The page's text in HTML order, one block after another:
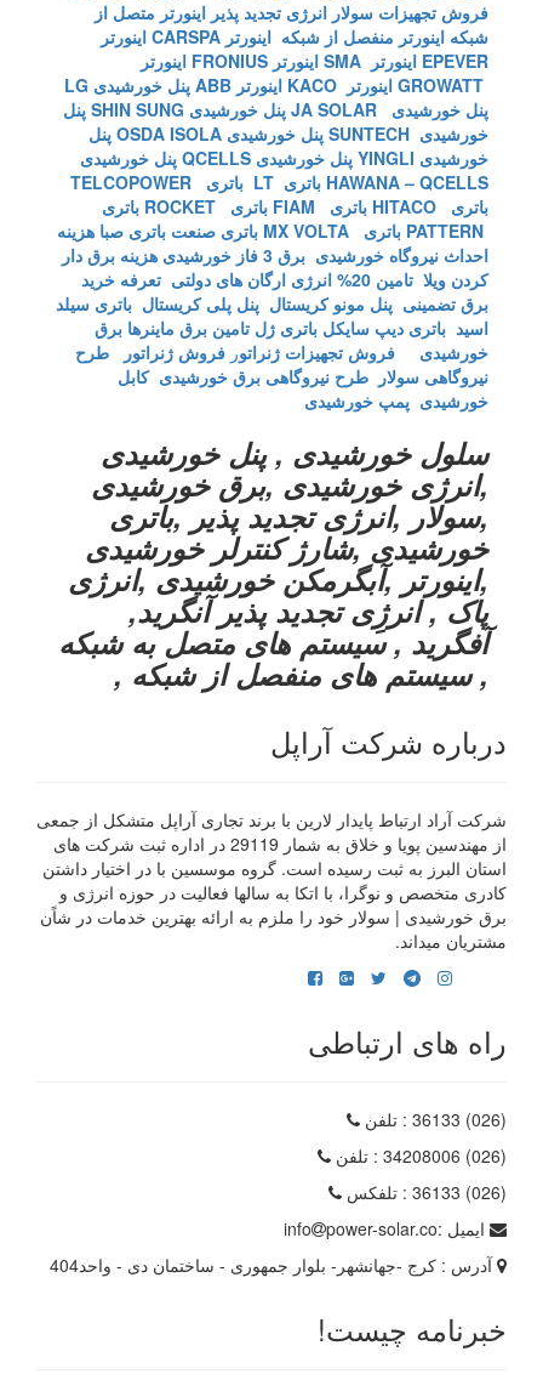
فروش تجهیزات سولار انرژی تجدید پذیر اینورتر متصل از
شبکه اینورتر منفصل از شبکه اینورتر CARSPA
اینورتر
EPEVER اینورتر SMA اینورتر FRONIUS
اینورتر
اینورتر KACO اینورتر ABB
پنل خورشیدی LG
پنل خورشیدی JA SOLAR
پنل خورشیدی SHIN SUNG
پنل
خورشیدی SUNTECH
پنل خورشیدی OSDA ISOLA
پنل
خورشیدی YINGLI
پنل خورشیدی QCELLS
پنل خورشیدی
HAWANA – QCELLS باتری LT
باتری TELCOPOWER
باتری HITACO
باتری FIAM باتری ROCKET
باتری
باتری MX VOLTA باتری صنعت باتری صبا هزینه
احداث نیروگاه خورشیدی برق 3 فاز خورشیدی
هزینه برق دار
کردن ویلا تامین 20% انرژی ارگان های دولتی
تعرفه خرید
برق تضمینی پنل مونو کریستال پنل پلی کریستال باتری سیلد
اسید باتری دیپ سایکل باتری ژل تامین برق ماینرها برق
خورشیدی
فروش تجهیزات ژنراتور فروش ژنراتور
طرح
نیروگاهی سولار طرح نیروگاهی برق خورشیدی کابل
خورشیدی پمپ خورشیدی
سلول خورشیدی , پنل خورشیدی
,انرژی خورشیدی ,برق خورشیدی
,سولار ,انرژی تجدید پذیر ,باتری
خورشیدی ,شارژ کنترلر خورشیدی
,اینورتر ,آبگرمکن خورشیدی ,انرژی
پاک , انرژِی تجدید پذیر آنگرید,
آفگرید , سیستم های متصل به شبکه
, سیستم های منفصل از شبکه ,
درباره شرکت آراپل
شرکت آراد ارتباط پایدار لارین با برند تجاری آراپل متشکل از جمعی
از مهندسین پویا و خلاق به شمار 29119 در اداره ثبت شرکت های
استان البرز به ثبت رسیده است. گروه موسسین با در اختیار داشتن
کادری متخصص و نوگرا، با اتکا به سالها فعالیت در حوزه انرژی و
برق خورشیدی | سولار خود را ملزم به ارائه بهترین خدمات در شاًن
مشتریان میداند.
راه های ارتباطی
(026) 36133
: تلفن
(026) 34208006
: تلفن
(026) 36133
: تلفکس
ایمیل :
info
power-solar.co
آدرس : کرج -جهانشهر- بلوار جمهوری - ساختمان دی - واحد404
خبرنامه چیست!